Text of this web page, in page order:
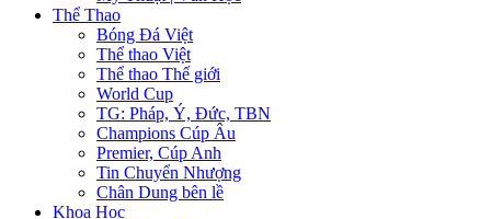
Thể Thao
Bóng Đá Việt
Thể thao Việt
Thể thao Thế giới
World Cup
TG: Pháp, Ý, Đức, TBN
Champions Cúp Âu
Premier, Cúp Anh
Tin Chuyển Nhượng
Chân Dung bên lề
Khoa Học